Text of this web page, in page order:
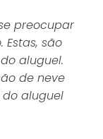
preocupar
são
aluguel.
de neve
do aluguel